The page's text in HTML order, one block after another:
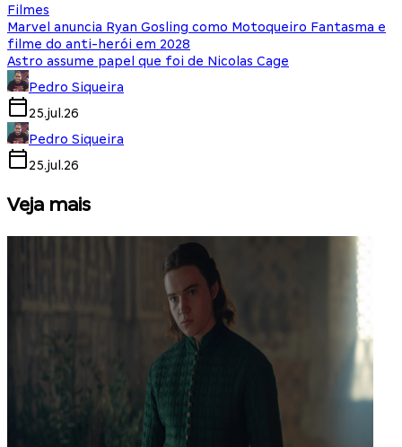
Filmes
Marvel anuncia Ryan Gosling como Motoqueiro Fantasma e
filme do anti-herói em 2028
Astro assume papel que foi de Nicolas Cage
Pedro Siqueira
25.jul.26
Pedro Siqueira
25.jul.26
Veja mais